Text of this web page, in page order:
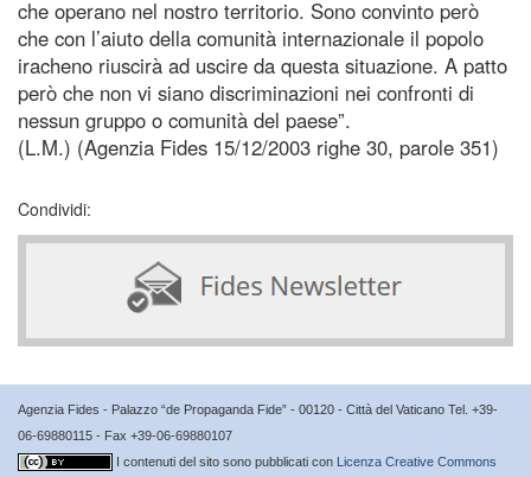
che operano nel nostro territorio. Sono convinto però
che con l’aiuto della comunità internazionale il popolo
iracheno riuscirà ad uscire da questa situazione. A patto
però che non vi siano discriminazioni nei confronti di
nessun gruppo o comunità del paese”.
(L.M.) (Agenzia Fides 15/12/2003 righe 30, parole 351)
Condividi:
Agenzia Fides - Palazzo “de Propaganda Fide” - 00120 - Città del Vaticano Tel. +39-
06-69880115 - Fax +39-06-69880107
I contenuti del sito sono pubblicati con Licenza Creative Commons